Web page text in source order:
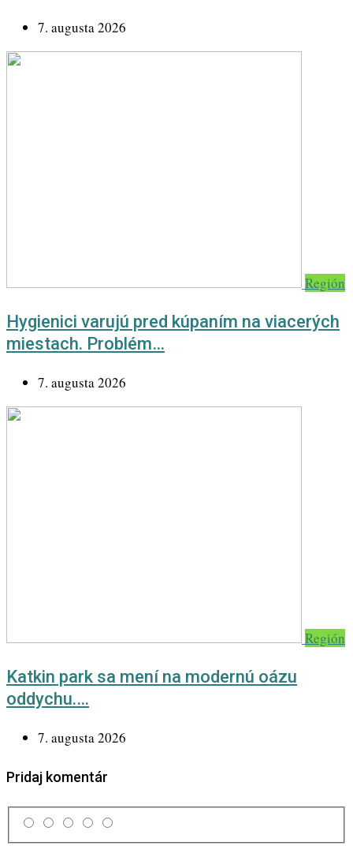
7. augusta 2026
Región
Hygienici varujú pred kúpaním na viacerých
miestach. Problém…
7. augusta 2026
Región
Katkin park sa mení na modernú oázu
oddychu.…
7. augusta 2026
Pridaj komentár